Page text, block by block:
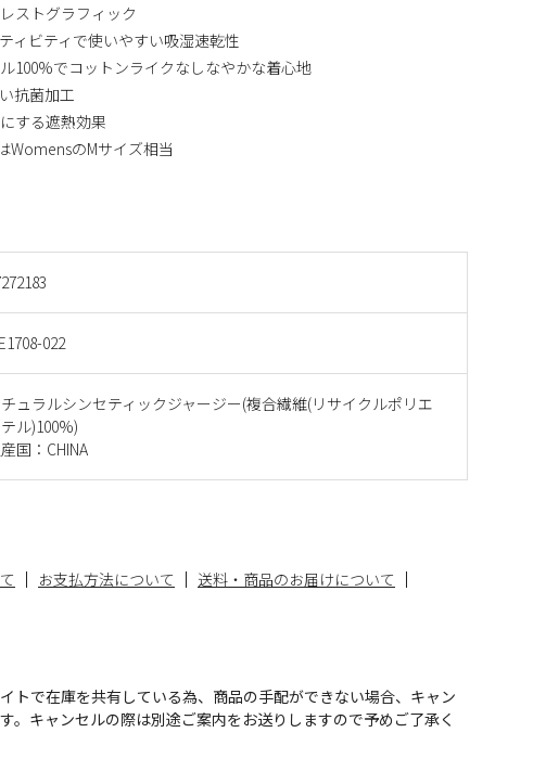
022
ュラルシンセティックジャージー(複合繊維(リサイクルポリエ
ル)100%)
国：CHINA
ストグラフィック
ィビティで使いやすい吸湿速乾性
100%でコットンライクなしなやかな着心地
抗菌加工
する遮熱効果
のMサイズ相当
お支払方法について
送料・商品のお届けについて
トで在庫を共有している為、商品の手配ができない場合、キャン
。キャンセルの際は別途ご案内をお送りしますので予めご了承く